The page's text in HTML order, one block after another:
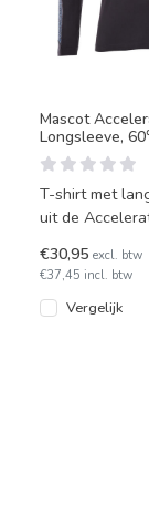
Mascot
Longsleeve,
T-shirt met
uit de
comfortabel
€30,95excl. btw
€37,45 incl. btw
Vergelijk